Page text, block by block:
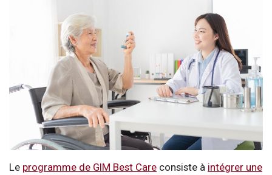
Le programme de GIM Best Care consiste à intégrer une